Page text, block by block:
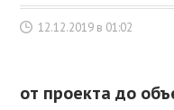
12.12.2019 в 01:02
от проекта до